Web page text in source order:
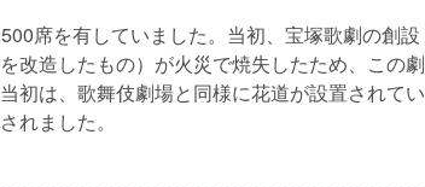
席を有していました。当初、宝塚歌劇の創設
改造したもの）が火災で焼失したため、この劇
初は、歌舞伎劇場と同様に花道が設置されてい
れました。